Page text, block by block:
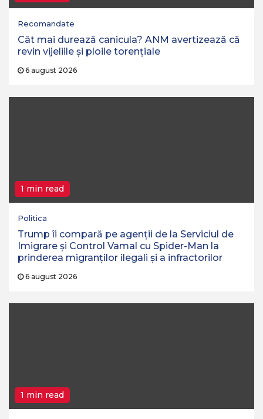
Recomandate
Cât mai durează canicula? ANM avertizează că
revin vijeliile și ploile torențiale
6 august 2026
1 min read
Politica
Trump îi compară pe agenții de la Serviciul de
Imigrare și Control Vamal cu Spider-Man la
prinderea migranților ilegali și a infractorilor
6 august 2026
1 min read